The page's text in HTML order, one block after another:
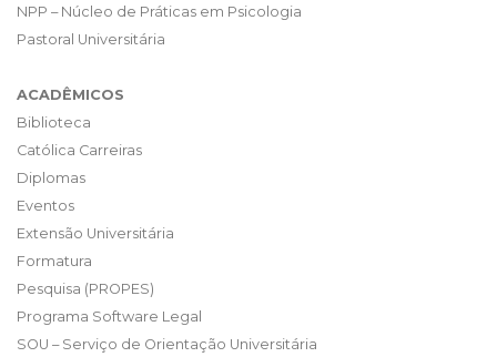
NPP – Núcleo de Práticas em Psicologia
Pastoral Universitária
ACADÊMICOS
Biblioteca
Católica Carreiras
Diplomas
Eventos
Extensão Universitária
Formatura
Pesquisa (PROPES)
Programa Software Legal
SOU – Serviço de Orientação Universitária